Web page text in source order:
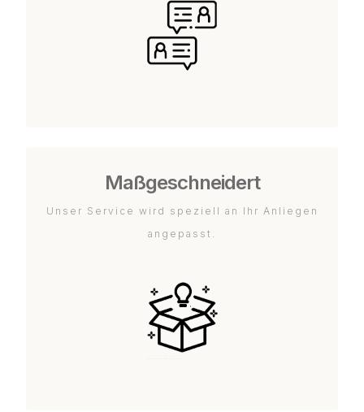
Maßgeschneidert
Unser Service wird speziell an Ihr Anliegen
angepasst.